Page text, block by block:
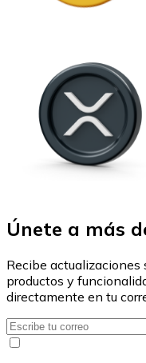
Únete a más
Recibe actualizaciones
productos y
directamente en tu